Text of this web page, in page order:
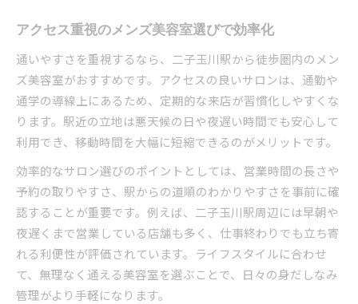
アクセス重視のメンズ美容室選びで効率化
通いやすさを重視するなら、二子玉川駅から徒歩圏内のメン
ズ美容室がおすすめです。アクセスの良いサロンは、通勤や
通学の導線上にあるため、定期的な来店が習慣化しやすくな
ります。駅近の立地は悪天候の日や夜遅い時間でも安心して
利用でき、移動時間を大幅に短縮できるのがメリットです。
効率的なサロン選びのポイントとしては、営業時間の長さや
予約の取りやすさ、駅からの道順のわかりやすさを事前に確
認することが重要です。例えば、二子玉川駅周辺には早朝や
夜遅くまで営業している店舗も多く、仕事終わりでも立ち寄
れる利便性が評価されています。ライフスタイルに合わせ
て、無理なく通える美容室を選ぶことで、日々の身だしなみ
管理がより手軽になります。